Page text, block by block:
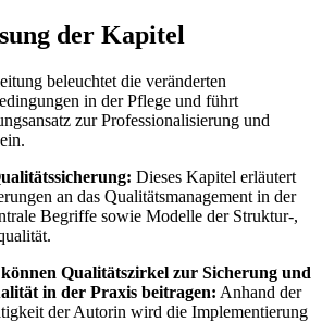
der Kapitel
beleuchtet die veränderten
in der Pflege und führt
zur Professionalisierung und
Dieses Kapitel erläutert
an das Qualitätsmanagement in der
Begriffe sowie Modelle der Struktur-,
Qualitätszirkel zur Sicherung und
in der Praxis beitragen: Anhand der
der Autorin wird die Implementierung